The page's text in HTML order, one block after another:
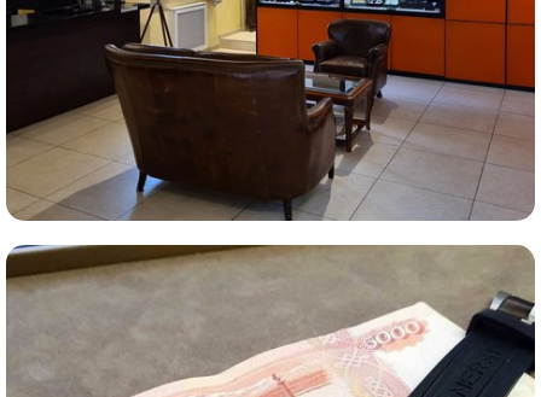
Комиссионная продажа